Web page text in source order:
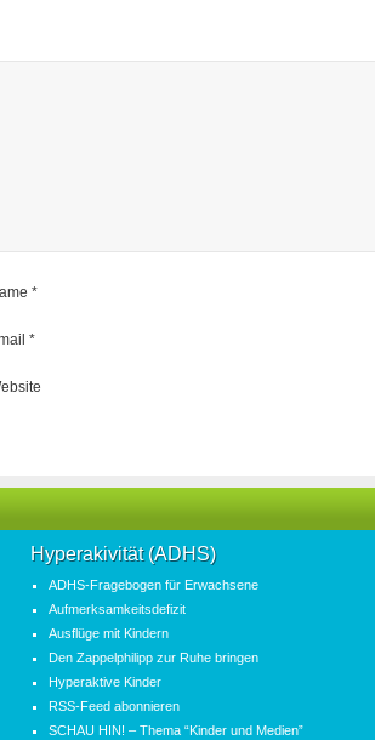
*
*
Hyperakivität (ADHS)
ADHS-Fragebogen für Erwachsene
Aufmerksamkeitsdefizit
Ausflüge mit Kindern
Den Zappelphilipp zur Ruhe bringen
Hyperaktive Kinder
RSS-Feed abonnieren
SCHAU HIN! – Thema “Kinder und Medien”